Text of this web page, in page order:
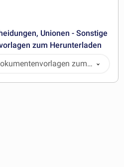
Unionen - Sonstige
zum Herunterladen
zum